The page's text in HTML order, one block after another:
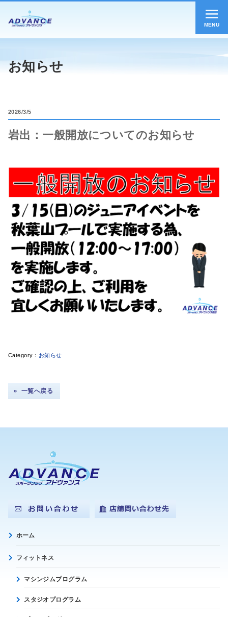
MENU
お知らせ
2026 3/5
岩出：一般開放についてのお知らせ
お知らせ
一覧へ戻る
ホーム
フィットネス
マシンジムプログラム
スタジオプログラム